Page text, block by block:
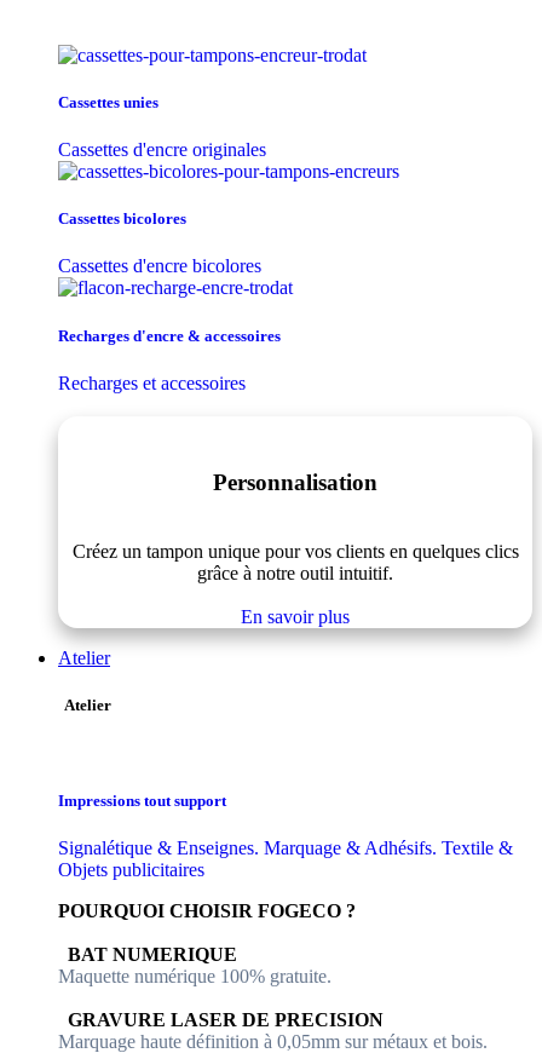
Cassettes unies
Cassettes d'encre originales
Cassettes bicolores
Cassettes d'encre bicolores
Recharges d'encre & accessoires
Recharges et accessoires
Personnalisation
Créez un tampon unique pour vos clients en quelques clics
grâce à notre outil intuitif.
En savoir plus
Atelier
Atelier
Impressions tout support
Signalétique & Enseignes. Marquage & Adhésifs. Textile &
Objets publicitaires
POURQUOI CHOISIR FOGECO ?
​​ BAT NUMERIQUE
Maquette numérique 100% ​gratuite.
​GRAVURE LASER DE PRECISION
Marquage haute définition à 0,05mm sur métaux et bois.